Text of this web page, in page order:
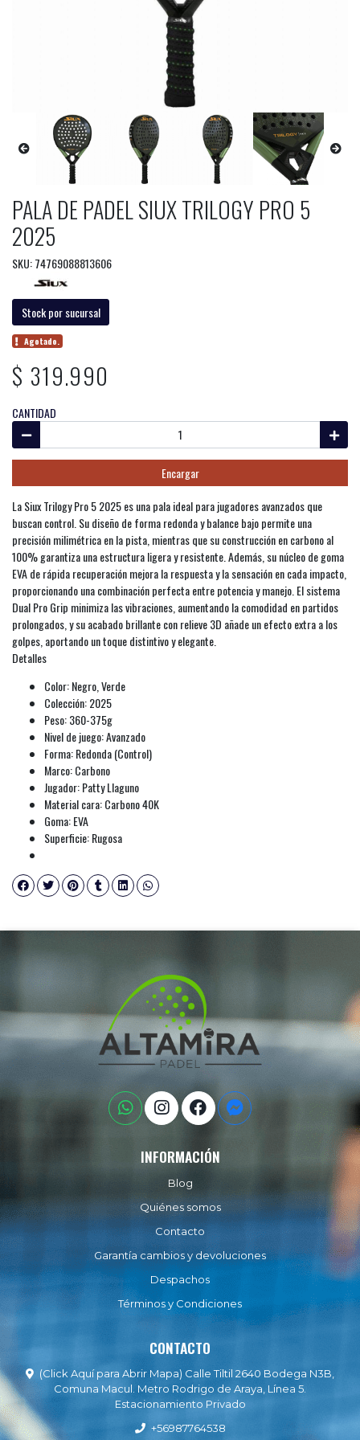
PALA DE PADEL SIUX TRILOGY PRO 5
2025
SKU: 74769088813606
Stock por sucursal
Agotado.
$ 319.990
CANTIDAD
Encargar
La Siux Trilogy Pro 5 2025 es una pala ideal para jugadores avanzados que
buscan control. Su diseño de forma redonda y balance bajo permite una
precisión milimétrica en la pista, mientras que su construcción en carbono al
100% garantiza una estructura ligera y resistente. Además, su núcleo de goma
EVA de rápida recuperación mejora la respuesta y la sensación en cada impacto,
proporcionando una combinación perfecta entre potencia y manejo. El sistema
Dual Pro Grip minimiza las vibraciones, aumentando la comodidad en partidos
prolongados, y su acabado brillante con relieve 3D añade un efecto extra a los
golpes, aportando un toque distintivo y elegante.
Detalles
Color: Negro, Verde
Colección: 2025
Peso: 360-375g
Nivel de juego: Avanzado
Forma: Redonda (Control)
Marco: Carbono
Jugador: Patty Llaguno
Material cara: Carbono 40K
Goma: EVA
Superficie: Rugosa
INFORMACIÓN
Blog
Quiénes somos
Contacto
Garantía cambios y devoluciones
Despachos
Términos y Condiciones
CONTACTO
(Click Aquí para Abrir Mapa) Calle Tiltil 2640 Bodega N3B,
Comuna Macul. Metro Rodrigo de Araya, Línea 5.
Estacionamiento Privado
+56987764538